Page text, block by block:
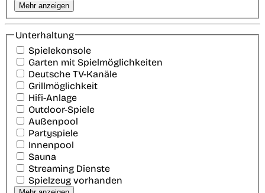
Mehr anzeigen
Unterhaltung
Spielekonsole
Garten mit Spielmöglichkeiten
Deutsche TV-Kanäle
Grillmöglichkeit
Hifi-Anlage
Outdoor-Spiele
Außenpool
Partyspiele
Innenpool
Sauna
Streaming Dienste
Spielzeug vorhanden